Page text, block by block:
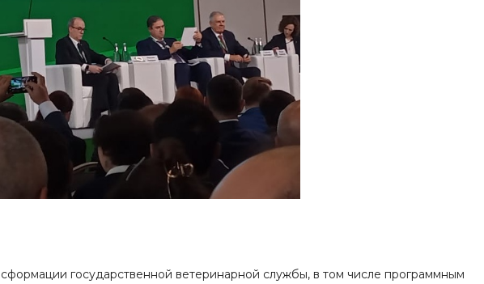
государственной ветеринарной службы, в том числе программным